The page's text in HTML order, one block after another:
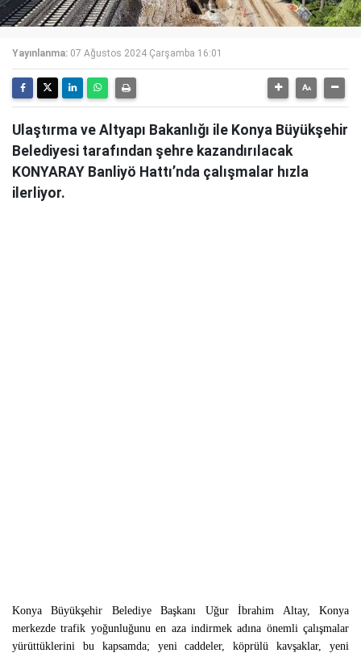
Yayınlanma: 07 Ağustos 2024 Çarşamba 16:01
Ulaştırma ve Altyapı Bakanlığı ile Konya Büyükşehir
Belediyesi tarafından şehre kazandırılacak
KONYARAY Banliyö Hattı’nda çalışmalar hızla
ilerliyor.
Konya Büyükşehir Belediye Başkanı Uğur İbrahim Altay, Konya
merkezde trafik yoğunluğunu en aza indirmek adına önemli çalışmalar
yürüttüklerini bu kapsamda; yeni caddeler, köprülü kavşaklar, yeni